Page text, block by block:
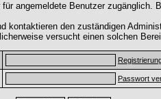
angemeldete Benutzer
kontaktieren den zuständigen
versucht einen solchen
Passwort